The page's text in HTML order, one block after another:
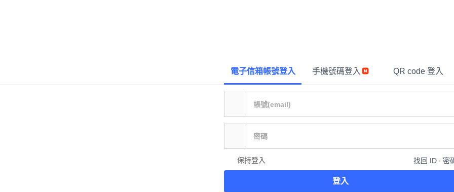
電子信箱帳號登入 手機號碼登入 QR code 登入
保持登入 找回 ID ∙ 密
登入